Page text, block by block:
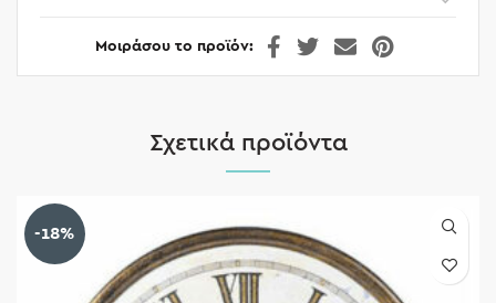
Μοιράσου το προϊόν
Σχετικά προϊόντα
-18%